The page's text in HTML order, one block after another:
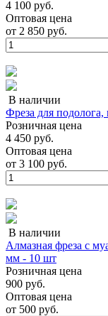
4 100 руб.
Оптовая цена
от 2 850 руб.
В наличии
Фреза для
Розничная цена
4 450 руб.
Оптовая цена
от 3 100 руб.
В наличии
Алмазная фреза с
мм - 10 шт
Розничная цена
900 руб.
Оптовая цена
от 500 руб.